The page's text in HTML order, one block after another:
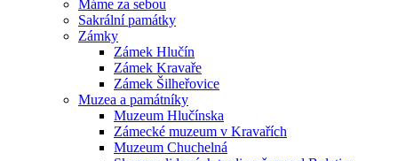
Máme za sebou
Sakrální památky
Zámky
Zámek Hlučín
Zámek Kravaře
Zámek Šilheřovice
Muzea a památníky
Muzeum Hlučínska
Zámecké muzeum v Kravařích
Muzeum Chuchelná